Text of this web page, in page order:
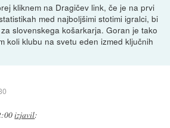
kliknem na Dragičev link, če je na prvi
med najboljšimi stotimi igralci, bi
slovenskega košarkarja. Goran je tako
koli klubu na svetu eden izmed ključnih
izjavil: